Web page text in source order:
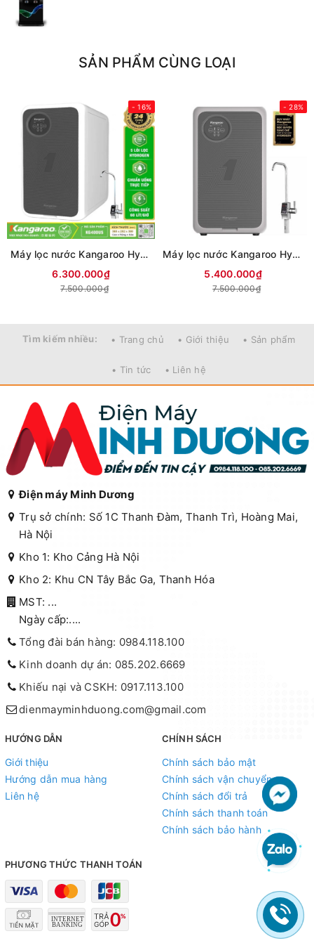
SẢN PHẨM CÙNG LOẠI
- 16%
Máy lọc nước Kangaroo Hydrogen KG400US (Mới 2026)
6.300.000₫
7.500.000₫
- 28%
Máy lọc nước Kangaroo Hydrogen KG100US
5.400.000₫
7.500.000₫
Tìm kiếm nhiều: • Trang chủ • Giới thiệu • Sản phẩm
• Tin tức • Liên hệ
Điện máy Minh Dương
Trụ sở chính: Số 1C Thanh Đàm, Thanh Trì, Hoàng Mai,
Hà Nội
Kho 1: Kho Cảng Hà Nội
Kho 2: Khu CN Tây Bắc Ga, Thanh Hóa
MST: ...
Ngày cấp:....
Tổng đài bán hàng: 0984.118.100
Kinh doanh dự án: 085.202.6669
Khiếu nại và CSKH: 0917.113.100
dienmayminhduong.com@gmail.com
HƯỚNG DẪN
Giới thiệu
Hướng dẫn mua hàng
Liên hệ
CHÍNH SÁCH
Chính sách bảo mật
Chính sách vận chuyển
Chính sách đổi trả
Chính sách thanh toán
Chính sách bảo hành
PHƯƠNG THỨC THANH TOÁN